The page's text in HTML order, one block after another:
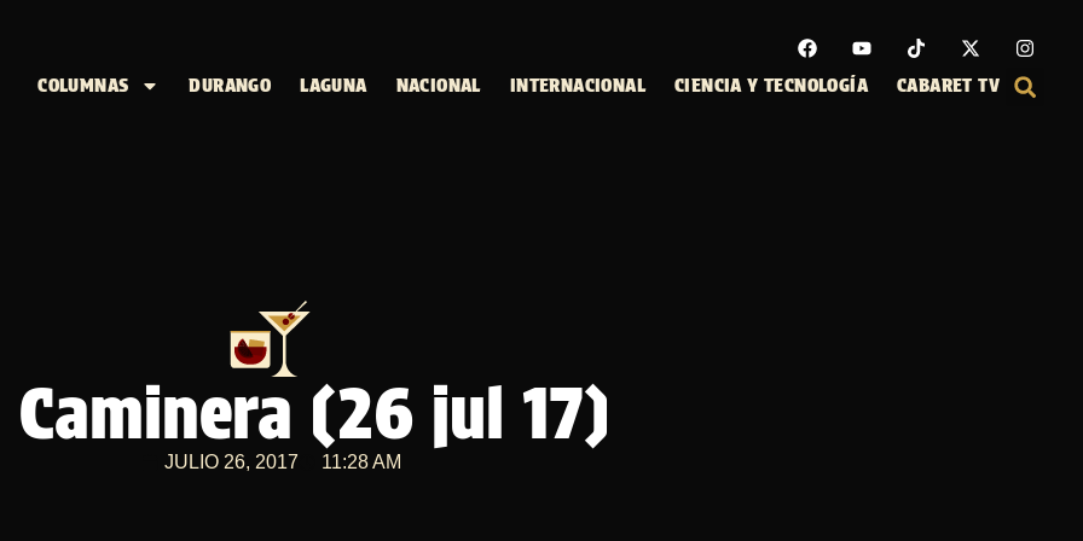
COLUMNAS DURANGO LAGUNA NACIONAL INTERNACIONAL CIENCIA Y TECNOLOGÍA CABARET TV
Caminera (26 jul 17)
JULIO 26, 2017 11:28 AM